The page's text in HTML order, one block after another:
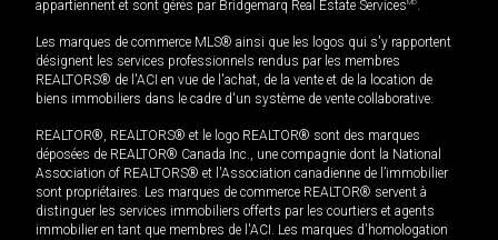
appartiennent et sont gérés par Bridgemarq Real Estate ServicesMD.
Les marques de commerce MLS® ainsi que les logos qui s'y rapportent
désignent les services professionnels rendus par les membres
REALTORS® de l'ACI en vue de l'achat, de la vente et de la location de
biens immobiliers dans le cadre d'un système de vente collaborative.
REALTOR®, REALTORS® et le logo REALTOR® sont des marques
déposées de REALTOR® Canada Inc., une compagnie dont la National
Association of REALTORS® et l'Association canadienne de l’immobilier
sont propriétaires. Les marques de commerce REALTOR® servent à
distinguer les services immobiliers offerts par les courtiers et agents
immobilier en tant que membres de l'ACI. Les marques d'homologation